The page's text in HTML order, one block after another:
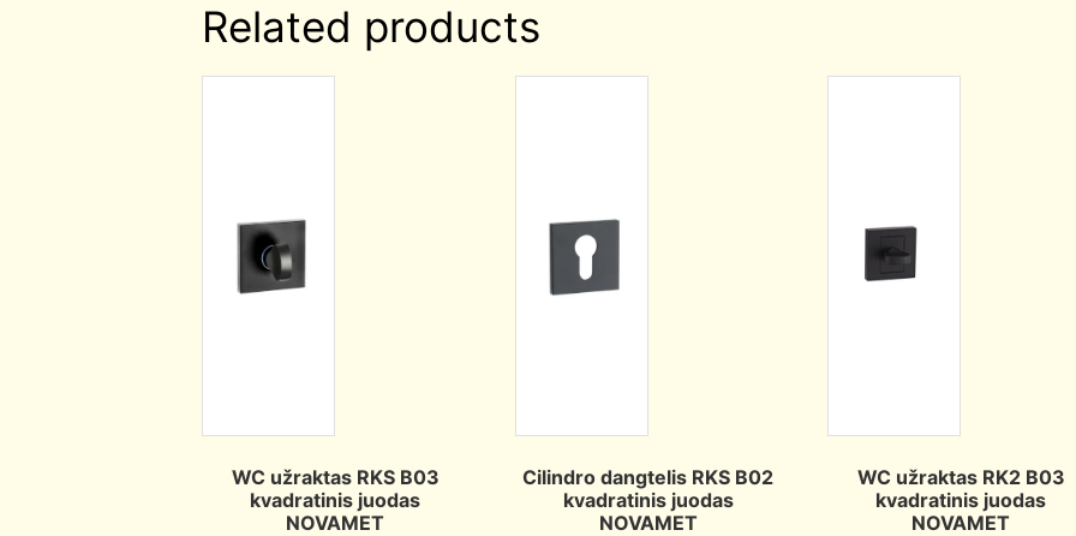
Related products
WC užraktas RKS B03
kvadratinis juodas
NOVAMET
Cilindro dangtelis RKS B02
kvadratinis juodas
NOVAMET
WC užraktas RK2 B03
kvadratinis juodas
NOVAMET